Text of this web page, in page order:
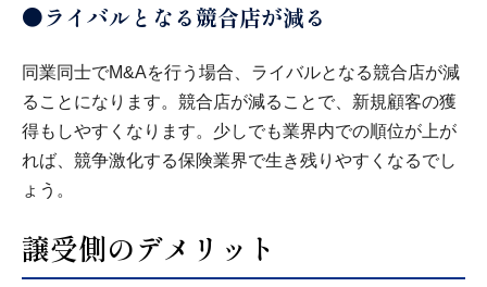
●ライバルとなる競合店が減る
同業同士でM&Aを行う場合、ライバルとなる競合店が減
ることになります。競合店が減ることで、新規顧客の獲
得もしやすくなります。少しでも業界内での順位が上が
れば、競争激化する保険業界で生き残りやすくなるでし
ょう。
譲受側のデメリット